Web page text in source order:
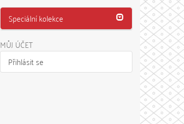
Speciální kolekce
MŮJ ÚČET
Přihlásit se